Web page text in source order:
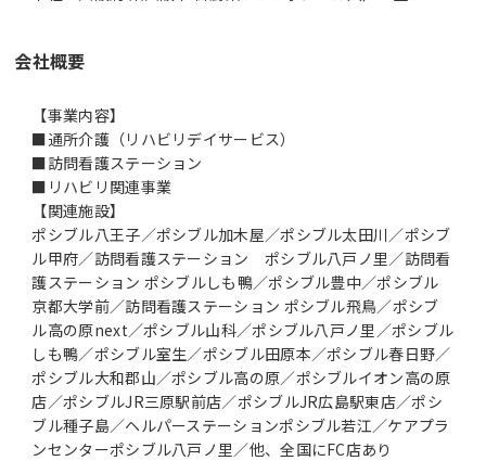
会社概要
【事業内容】
■通所介護（リハビリデイサービス）
■訪問看護ステーション
■リハビリ関連事業
【関連施設】
ポシブル八王子／ポシブル加木屋／ポシブル太田川／ポシブ
ル甲府／訪問看護ステーション ポシブル八戸ノ里／訪問看
護ステーション ポシブルしも鴨／ポシブル豊中／ポシブル
京都大学前／訪問看護ステーション ポシブル飛鳥／ポシブ
ル高の原next／ポシブル山科／ポシブル八戸ノ里／ポシブル
しも鴨／ポシブル室生／ポシブル田原本／ポシブル春日野／
ポシブル大和郡山／ポシブル高の原／ポシブルイオン高の原
店／ポシブルJR三原駅前店／ポシブルJR広島駅東店／ポシ
ブル種子島／ヘルパーステーションポシブル若江／ケアプラ
ンセンターポシブル八戸ノ里／他、全国にFC店あり